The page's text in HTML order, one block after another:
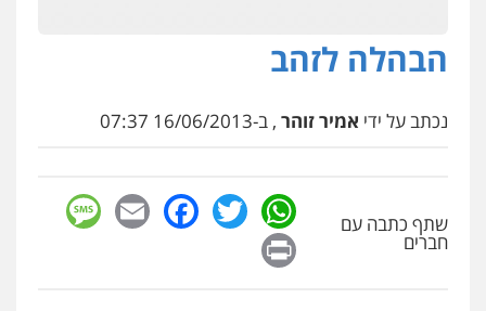
הבהלה לזהב
נכתב על ידי אמיר זוהר , ב-16/06/2013 07:37
שתף כתבה עם
חברים
WhatsApp
Twitter
Facebook
Email